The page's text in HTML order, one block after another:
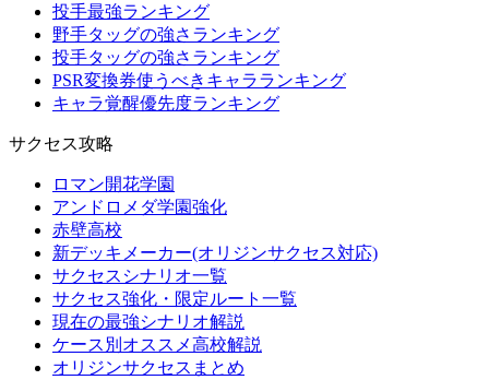
投手最強ランキング
野手タッグの強さランキング
投手タッグの強さランキング
PSR変換券使うべきキャラランキング
キャラ覚醒優先度ランキング
サクセス攻略
ロマン開花学園
アンドロメダ学園強化
赤壁高校
新デッキメーカー(オリジンサクセス対応)
サクセスシナリオ一覧
サクセス強化・限定ルート一覧
現在の最強シナリオ解説
ケース別オススメ高校解説
オリジンサクセスまとめ